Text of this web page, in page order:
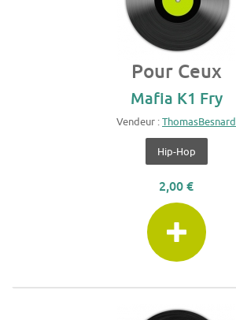
Pour Ceux
Mafia K1 Fry
Vendeur :ThomasBesnard
Hip-Hop
2,00 €